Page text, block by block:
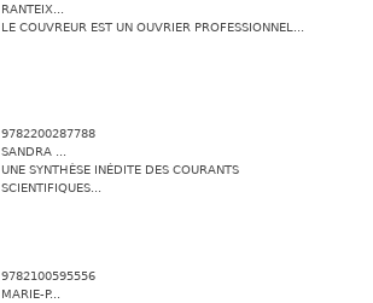
RANTEIX...
LE COUVREUR EST UN OUVRIER PROFESSIONNEL...
9782200287788
SANDRA ...
UNE SYNTHÈSE INÉDITE DES COURANTS
SCIENTIFIQUES...
9782100595556
MARIE-P...